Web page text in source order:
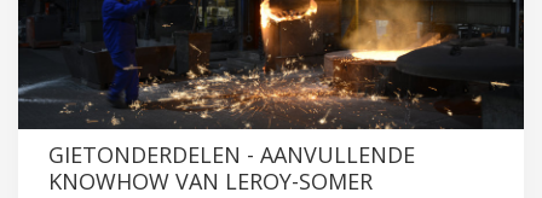
GIETONDERDELEN - AANVULLENDE
KNOWHOW VAN LEROY-SOMER